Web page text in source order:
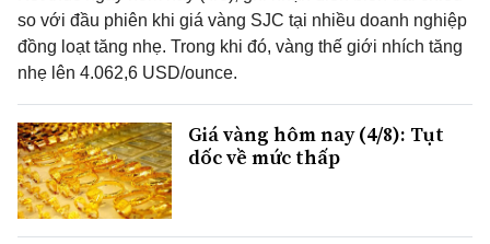
so với đầu phiên khi giá vàng SJC tại nhiều doanh nghiệp
đồng loạt tăng nhẹ. Trong khi đó, vàng thế giới nhích tăng
nhẹ lên 4.062,6 USD/ounce.
Giá vàng hôm nay (4/8): Tụt
dốc về mức thấp